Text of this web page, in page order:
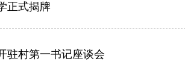
正式揭牌
驻村第一书记座谈会